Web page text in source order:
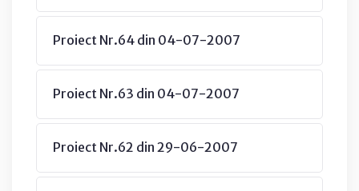
Proiect Nr.64 din 04-07-2007
Proiect Nr.63 din 04-07-2007
Proiect Nr.62 din 29-06-2007